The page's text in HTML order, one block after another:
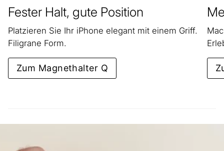
Fester Halt, gute Position
Platzieren Sie Ihr iPhone elegant mit einem Griff.
Filigrane Form.
Zum Magnethalter Q